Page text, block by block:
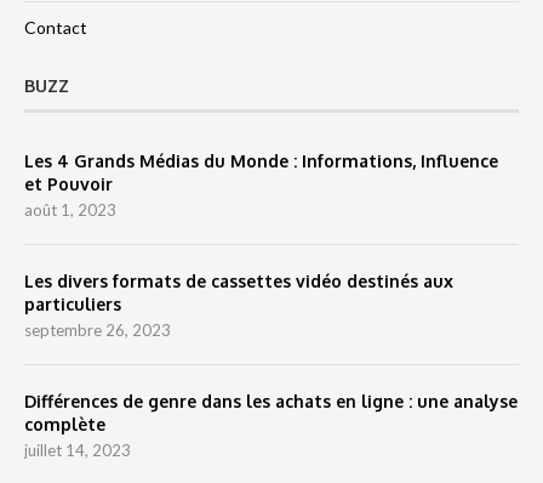
Contact
BUZZ
Les 4 Grands Médias du Monde : Informations, Influence
et Pouvoir
août 1, 2023
Les divers formats de cassettes vidéo destinés aux
particuliers
septembre 26, 2023
Différences de genre dans les achats en ligne : une analyse
complète
juillet 14, 2023